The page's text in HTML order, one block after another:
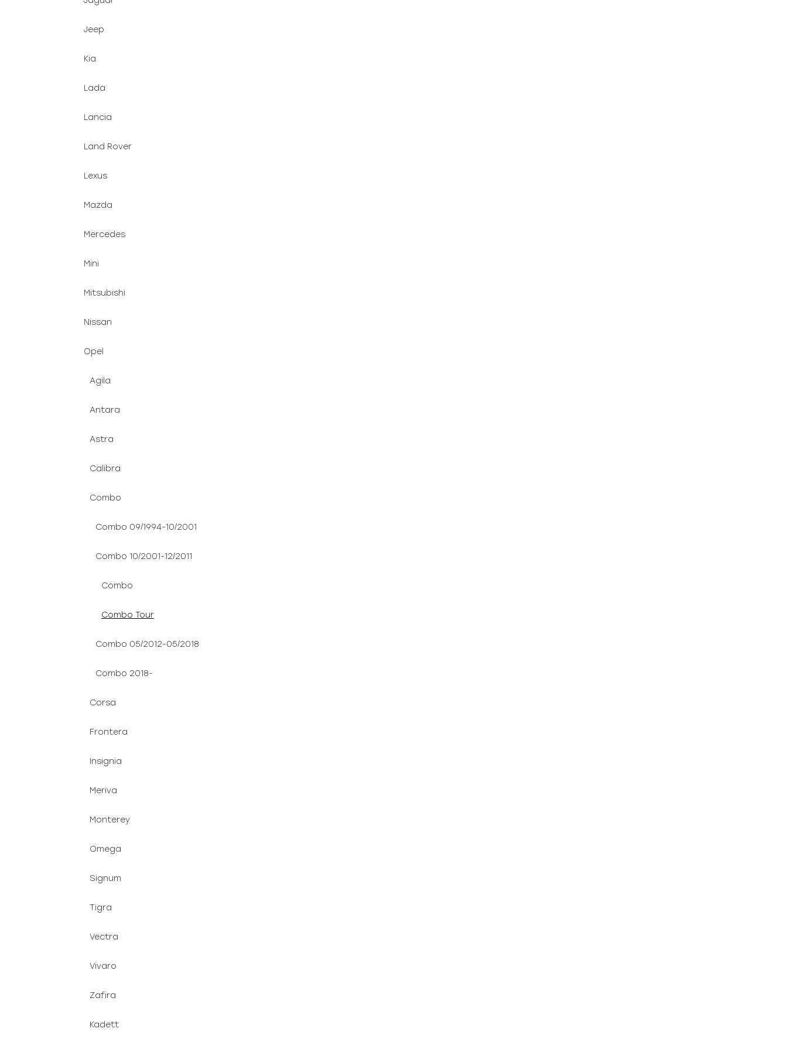
Jeep
Kia
Lada
Lancia
Land Rover
Lexus
Mazda
Mercedes
Mini
Mitsubishi
Nissan
Opel
Agila
Antara
Astra
Calibra
Combo
Combo 09/1994-10/2001
Combo 10/2001-12/2011
Combo
Combo Tour
Combo 05/2012-05/2018
Combo 2018-
Corsa
Frontera
Insignia
Meriva
Monterey
Omega
Signum
Tigra
Vectra
Vivaro
Zafira
Kadett